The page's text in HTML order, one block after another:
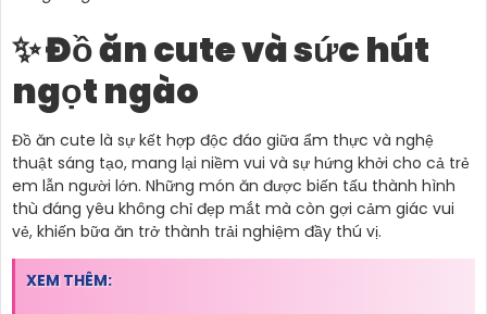
✨ Đồ ăn cute và sức hút
ngọt ngào
Đồ ăn cute là sự kết hợp độc đáo giữa ẩm thực và nghệ
thuật sáng tạo, mang lại niềm vui và sự hứng khởi cho cả trẻ
em lẫn người lớn. Những món ăn được biến tấu thành hình
thù đáng yêu không chỉ đẹp mắt mà còn gợi cảm giác vui
vẻ, khiến bữa ăn trở thành trải nghiệm đầy thú vị.
XEM THÊM: